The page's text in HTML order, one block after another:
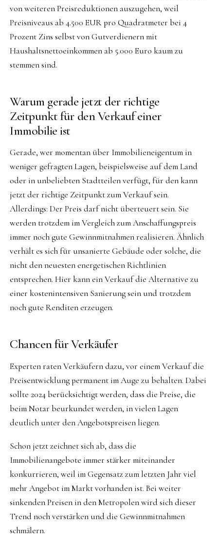
von weiteren Preisreduktionen auszugehen, weil
Preisniveaus ab 4.500 EUR pro Quadratmeter bei 4
Prozent Zins selbst von Gutverdienern mit
Haushaltsnettoeinkommen ab 5.000 Euro kaum zu
stemmen sind.
Warum gerade jetzt der richtige
Zeitpunkt für den Verkauf einer
Immobilie ist
Gerade, wer momentan über Immobilieneigentum in
weniger gefragten Lagen, beispielsweise auf dem Land
oder in unbeliebten Stadtteilen verfügt, für den kann
jetzt der richtige Zeitpunkt zum Verkauf sein.
Allerdings: Der Preis darf nicht überteuert sein. Sie
werden trotzdem im Vergleich zum Anschaffungspreis
immer noch gute Gewinnmitnahmen realisieren. Ähnlich
verhält es sich für unsanierte Gebäude oder solche, die
nicht den neuesten energetischen Richtlinien
entsprechen. Hier kann ein Verkauf die Alternative zu
einer kostenintensiven Sanierung sein und trotzdem
noch gute Renditen erzeugen.
Chancen für Verkäufer
Experten raten Verkäufern dazu, vor einem Verkauf die
Preisentwicklung permanent im Auge zu behalten. Dabei
sollte 2024 berücksichtigt werden, dass die Preise, die
beim Notar beurkundet werden, in vielen Lagen
deutlich unter den Angebotspreisen liegen.
Schon jetzt zeichnet sich ab, dass die
Immobilienangebote immer stärker miteinander
konkurrieren, weil im Gegensatz zum letzten Jahr viel
mehr Angebot im Markt vorhanden ist. Bei weiter
sinkenden Preisen in den Metropolen wird sich dieser
Trend noch verstärken und die Gewinnmitnahmen
schmälern.